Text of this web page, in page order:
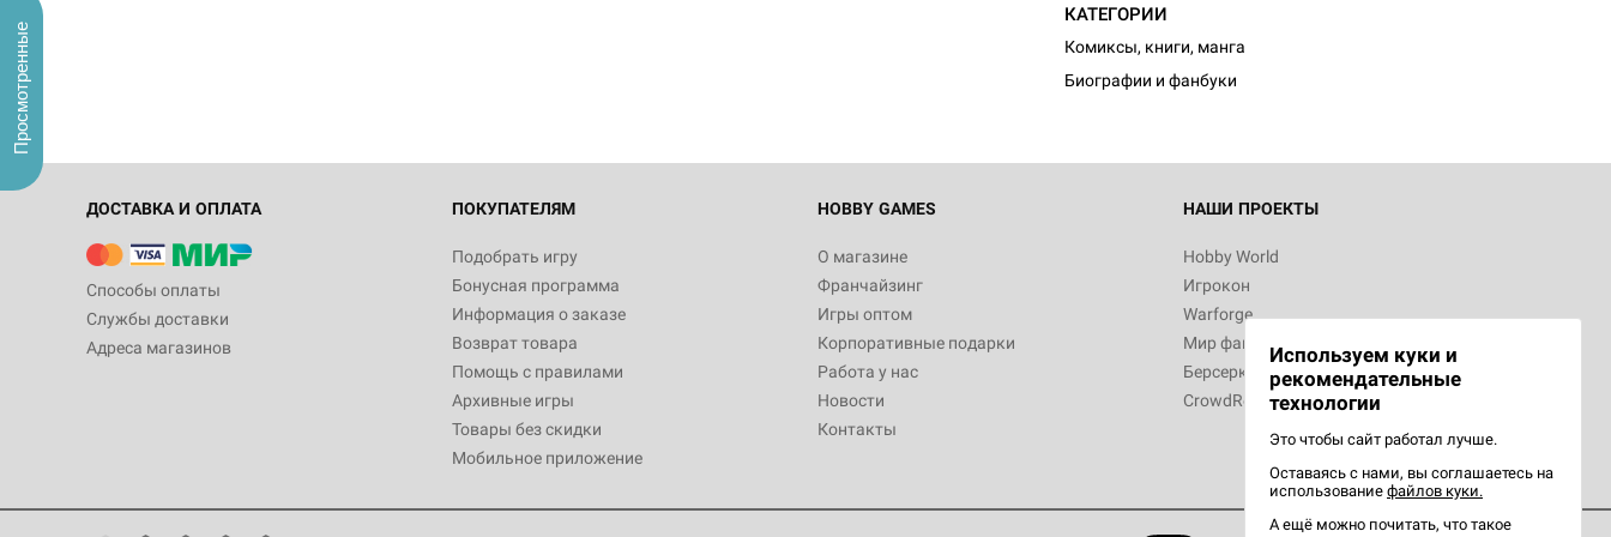
КАТЕГОРИИ
Комиксы, книги, манга
Биографии и фанбуки
ДОСТАВКА И ОПЛАТА
Способы оплаты
Службы доставки
Адреса магазинов
ПОКУПАТЕЛЯМ
Подобрать игру
Бонусная программа
Информация о заказе
Возврат товара
Помощь с правилами
Архивные игры
Товары без скидки
Мобильное приложение
HOBBY GAMES
О магазине
Франчайзинг
Игры оптом
Корпоративные подарки
Работа у нас
Новости
Контакты
НАШИ ПРОЕКТЫ
Hobby World
Игрокон
Warforge
Мир фантастики
Берсерк
CrowdRepublic
Используем куки и
рекомендательные
технологии
Это чтобы сайт работал лучше.
Оставаясь с нами, вы соглашаетесь на
использование файлов куки.
А ещё можно почитать, что такое
Просмотренные
Белая смерть
12 990
Настольная игра Hobby World Ужас
3 490